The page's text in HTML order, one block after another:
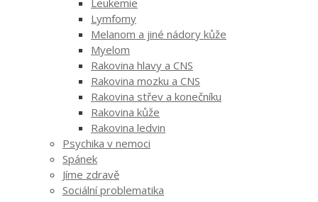
Lymfomy
Melanom a jiné nádory kůže
Myelom
Rakovina hlavy a CNS
Rakovina mozku a CNS
Rakovina střev a konečníku
Rakovina kůže
Rakovina ledvin
Psychika v nemoci
Spánek
Jíme zdravě
Sociální problematika